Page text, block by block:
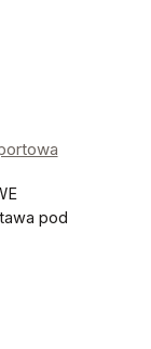
pod